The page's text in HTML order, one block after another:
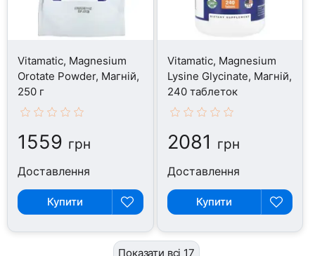
Vitamatic, Magnesium
Orotate Powder, Магній,
250 г
1559 грн
Доставлення
Купити
Vitamatic, Magnesium
Lysine Glycinate, Магній,
240 таблеток
2081 грн
Доставлення
Купити
Показати всі 17